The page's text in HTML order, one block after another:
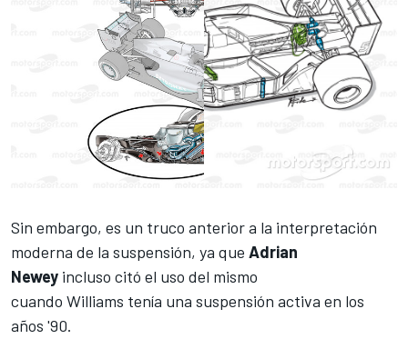
Sin embargo, es un truco anterior a la interpretación
moderna de la suspensión, ya que Adrian
Newey incluso citó el uso del mismo
cuando Williams tenía una suspensión activa en los
años '90.